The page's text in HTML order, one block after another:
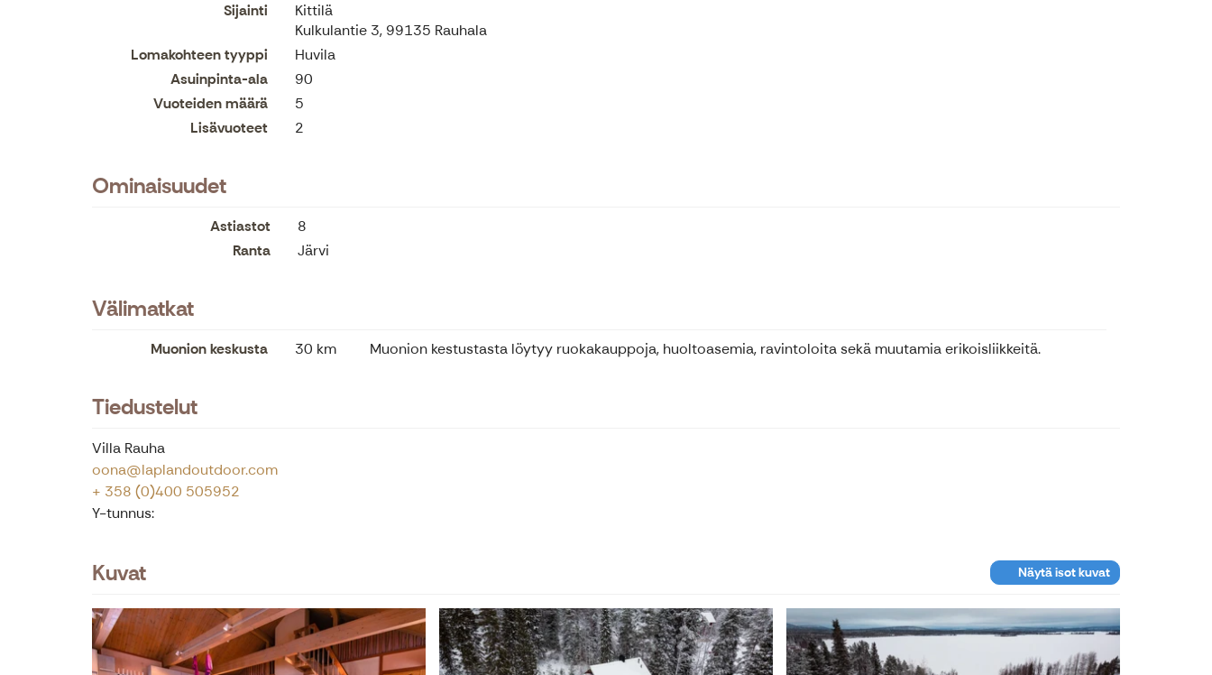
Sijainti
Kittilä
Kulkulantie 3, 99135 Rauhala
Lomakohteen tyyppi
Huvila
Asuinpinta-ala
90
Vuoteiden määrä
5
Lisävuoteet
2
Ominaisuudet
Astiastot
8
Ranta
Järvi
Välimatkat
Muonion keskusta 30 km Muonion kestustasta löytyy ruokakauppoja, huoltoasemia, ravintoloita sekä muutamia erikoisliikkeitä.
Tiedustelut
Villa Rauha
oona@laplandoutdoor.com
+ 358 (0)400 505952
Y-tunnus:
Kuvat Näytä isot kuvat